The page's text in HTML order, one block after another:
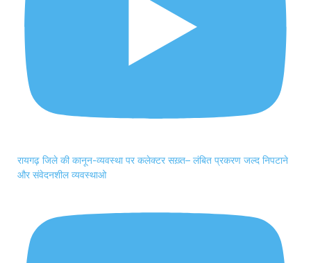
रायगढ़ जिले की कानून-व्यवस्था पर कलेक्टर सख़्त– लंबित प्रकरण जल्द निपटाने
और संवेदनशील व्यवस्थाओ